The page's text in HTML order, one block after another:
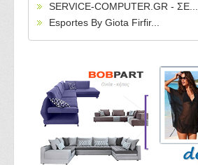
SERVICE-COMPUTER.GR - ΣΕ...
Esportes By Giota Firfir...